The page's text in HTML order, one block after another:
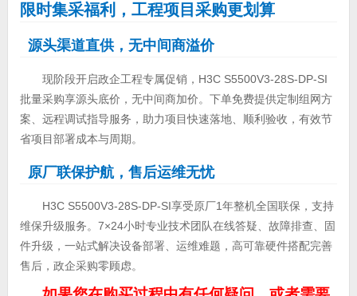
限时集采福利，工程项目采购更划算
源头渠道直供，无中间商溢价
现阶段开启政企工程专属促销，H3C S5500V3-28S-DP-SI
批量采购享源头底价，无中间商加价。下单免费提供定制组网方
案、远程调试指导服务，助力项目快速落地、顺利验收，有效节
省项目部署成本与周期。
原厂联保护航，售后运维无忧
H3C S5500V3-28S-DP-SI享受原厂1年整机全国联保，支持
维保升级服务。7×24小时专业技术团队在线答疑、故障排查、固
件升级，一站式解决设备部署、运维难题，高可靠硬件搭配完善
售后，政企采购零顾虑。